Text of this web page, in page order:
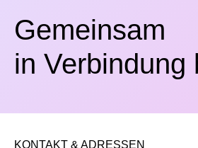
Gemeinsam
in Verbindung
KONTAKT & ADRESSEN